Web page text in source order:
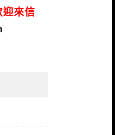
迎來信